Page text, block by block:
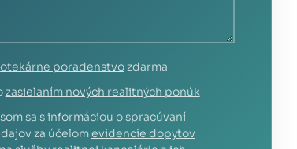
poradenstvozdarma
zasielaním nových realitných ponúk
sa s informáciou o spracúvaní
za účelomevidencie dopytov